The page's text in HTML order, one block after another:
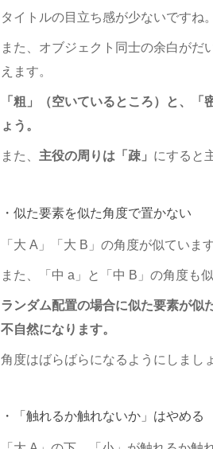
タイトルの目立ち感が少ないですね。
また、オブジェクト同士の余白がだ
えます。
「粗」（空いているところ）と、
ょう。
また、 主役の周りは「疎」 にすると
・似た要素を似た角度で置かない
「大 A」「大 B」の角度が似ています
また、「中 a」と「中 B」の角度も
ランダム配置の場合に似た要素が似
不自然になります。
角度はばらばらになるようにしまし
・「触れるか触れないか」はやめる